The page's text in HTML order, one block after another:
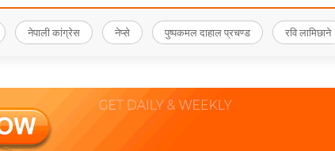
नेपाली कांग्रेस नेप्से पुष्पकमल दाहाल प्रचण्ड रवि लामिछाने